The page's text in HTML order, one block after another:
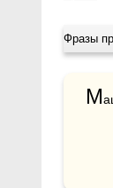
Фразы
М